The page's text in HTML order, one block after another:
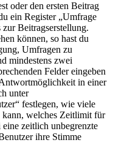
oder den ersten Beitrag
ein Register „Umfrage
zur Beitragserstellung.
können, so hast du
Umfragen zu
mindestens zwei
Felder eingeben
in einer
unter
festlegen, wie viele
kann, welches Zeitlimit für
zeitlich unbegrenzte
ihre Stimme